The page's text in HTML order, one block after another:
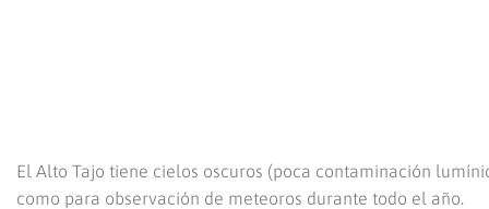
El Alto Tajo tiene cielos oscuros (poca contaminación
como para observación de meteoros durante todo el año.